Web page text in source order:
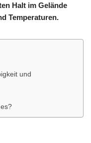
Halt im Gelände
Temperaturen.
und